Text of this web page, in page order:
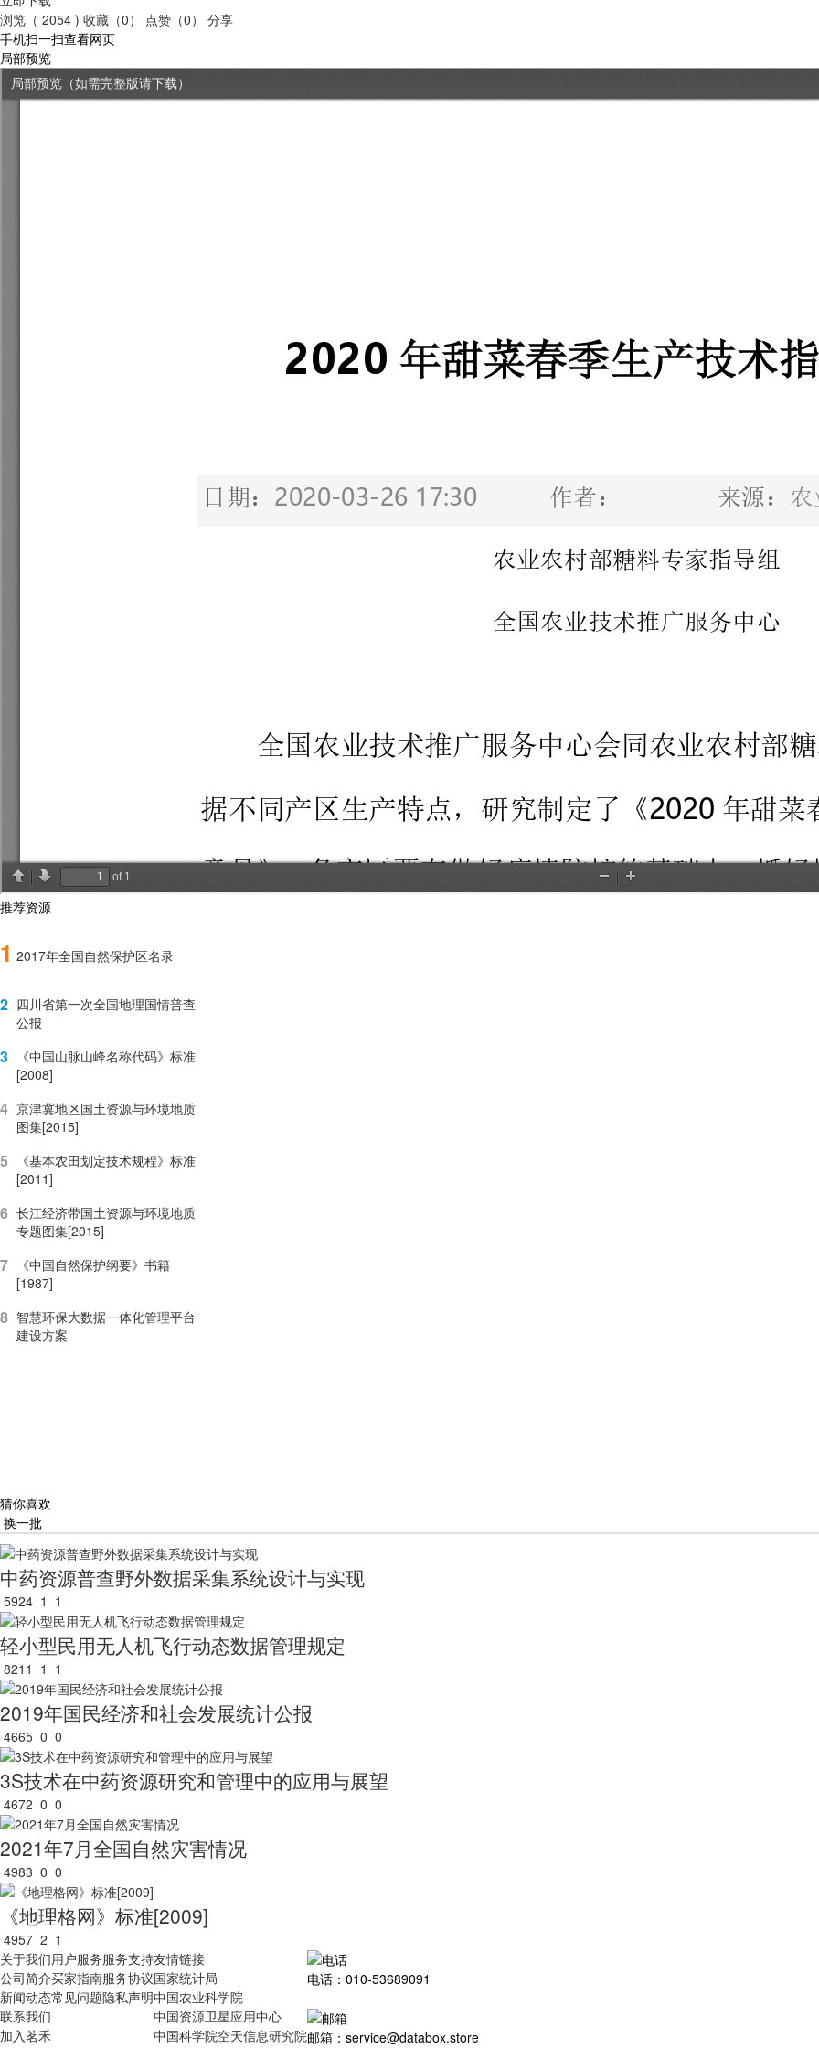
浏览（ 2054 ) 收藏（0） 点赞（0）
分享
手机扫一扫查看网页
局部预览
推荐资源
1 2017年全国自然保护区名录
2 四川省第一次全国地理国情普查
公报
3
《中国山脉山峰名称代码》标准
[2008]
4 京津冀地区国土资源与环境地质
图集[2015]
5
《基本农田划定技术规程》标准
[2011]
6 长江经济带国土资源与环境地质
专题图集[2015]
7
《中国自然保护纲要》书籍
[1987]
8 智慧环保大数据一体化管理平台
建设方案
猜你喜欢
换一批
中药资源普查野外数据采集系统设计与实现
5924 1 1
轻小型民用无人机飞行动态数据管理规定
8211 1 1
2019年国民经济和社会发展统计公报
4665 0 0
3S技术在中药资源研究和管理中的应用与展望
4672 0 0
2021年7月全国自然灾害情况
4983 0 0
《地理格网》标准[2009]
4957 2 1
关于我们
公司简介
新闻动态
联系我们
加入茗禾
用户服务
买家指南
常见问题
服务支持
服务协议
隐私声明
友情链接
国家统计局
中国农业科学院
中国资源卫星应用中心
中国科学院空天信息研究院
电话：010-53689091
邮箱：service@databox.store